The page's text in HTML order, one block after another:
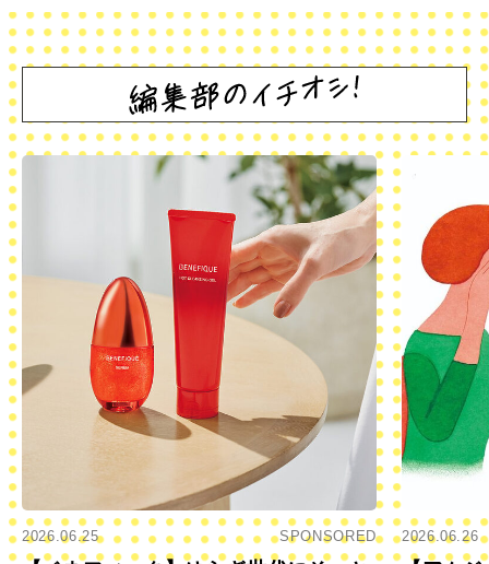
2026.06.25 SPONSORED 2026.06.26